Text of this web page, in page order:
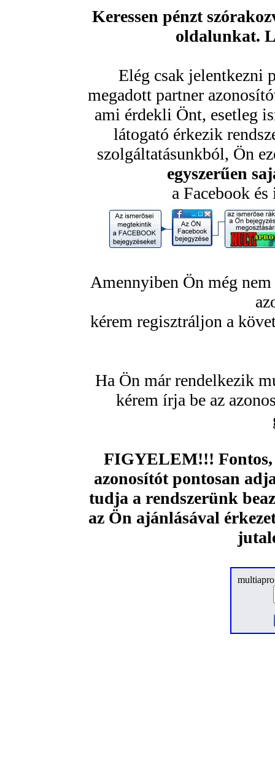
Keressen pénzt
oldalunkat.
Elég csak jelentkezni
megadott partner
ami érdekli Önt, esetleg
látogató érkezik
szolgáltatásunkból, Ön
egyszerűen
a Facebook
Amennyiben Ön még
kérem regisztráljon a
Ha Ön már rendelkezik
kérem írja be az
FIGYELEM!!!
azonosítót pontosan
tudja a rendszerünk
az Ön ajánlásával